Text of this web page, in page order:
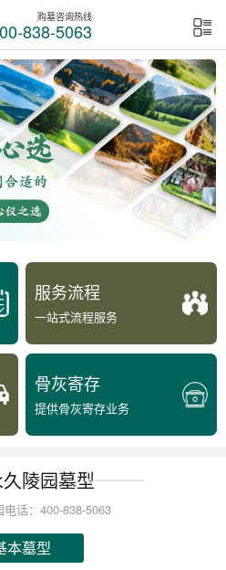
购墓咨询热线
838-5063
服务流程
一站式流程服务
骨灰寄存
提供骨灰寄存业务
陵园墓型
话：400-838-5063
本墓型